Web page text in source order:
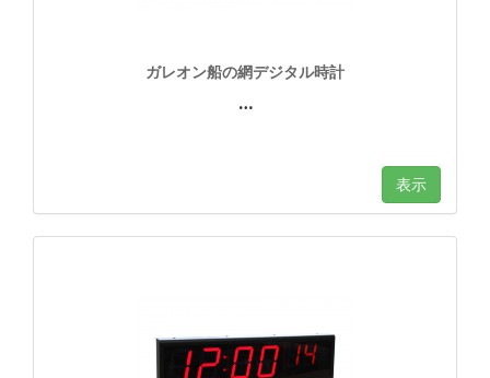
ガレオン船の網デジタル時計
…
表示